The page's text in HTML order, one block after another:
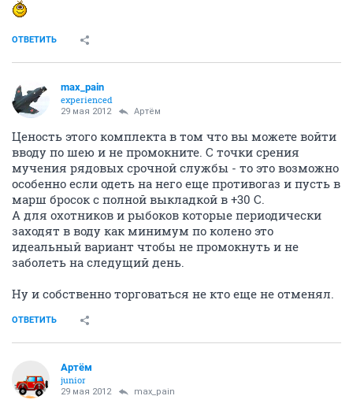
ОТВЕТИТЬ
max_pain
experienced
29 мая 2012 Артём
Ценость этого комплекта в том что вы можете войти
вводу по шею и не промокните. С точки срения
мучения рядовых срочной службы - то это возможно
особенно если одеть на него еще противогаз и пусть в
марш бросок с полной выкладкой в +30 С.
А для охотников и рыбоков которые периодически
заходят в воду как минимум по колено это
идеальный вариант чтобы не промокнуть и не
заболеть на следущий день.
Ну и собственно торговаться не кто еще не отменял.
ОТВЕТИТЬ
Артём
juniоr
29 мая 2012 max_pain